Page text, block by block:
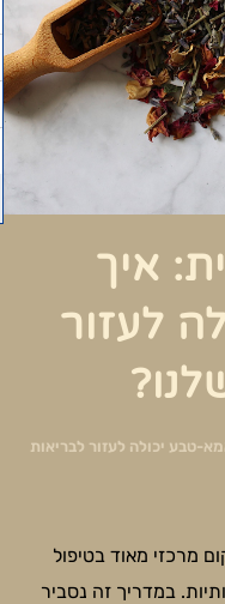
איך
לעזור
טבע יכולה לעזור לבריאות
מרכזי מאוד בטיפול
במדריך זה נסביר